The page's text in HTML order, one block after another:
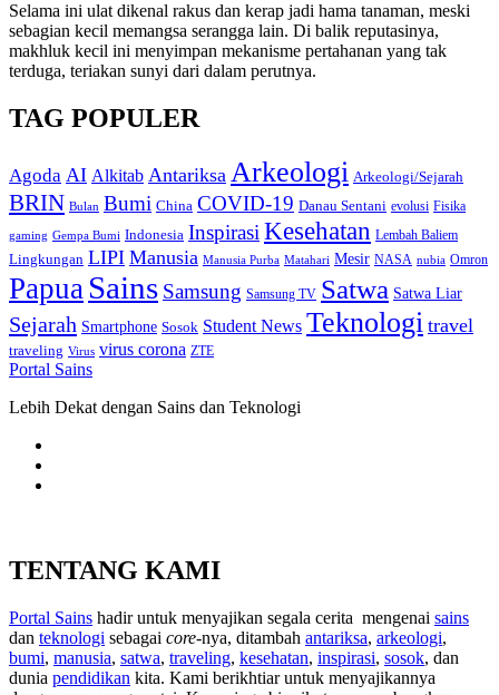
Selama ini ulat dikenal rakus dan kerap jadi hama tanaman, meski
sebagian kecil memangsa serangga lain. Di balik reputasinya,
makhluk kecil ini menyimpan mekanisme pertahanan yang tak
terduga, teriakan sunyi dari dalam perutnya.
TAG POPULER
Agoda AI Alkitab Antariksa Arkeologi Arkeologi/Sejarah
BRIN Bulan Bumi China COVID-19 Danau Sentani evolusi Fisika
gaming Gempa Bumi Indonesia InspirasiKesehatan Lembah Baliem
Lingkungan LIPI Manusia Manusia Purba Matahari Mesir NASA nubia Omron
Papua Sains Samsung Samsung TV Satwa Satwa Liar
Sejarah Smartphone Sosok Student News Teknologi travel
traveling Virus virus corona ZTE
Portal Sains
Lebih Dekat dengan Sains dan Teknologi
TENTANG KAMI
Portal Sains hadir untuk menyajikan segala cerita mengenai sains
dan teknologi sebagai core-nya, ditambah antariksa, arkeologi,
bumi, manusia, satwa, traveling, kesehatan, inspirasi, sosok, dan
dunia pendidikan kita. Kami berikhtiar untuk menyajikannya